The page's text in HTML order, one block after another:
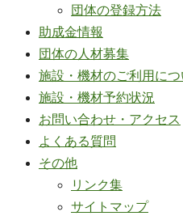
団体の登録方法
助成金情報
団体の人材募集
施設・機材のご利用につ
施設・機材予約状況
お問い合わせ・アクセス
よくある質問
その他
リンク集
サイトマップ